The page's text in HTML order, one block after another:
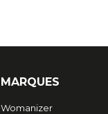
MARQUES
Womanizer